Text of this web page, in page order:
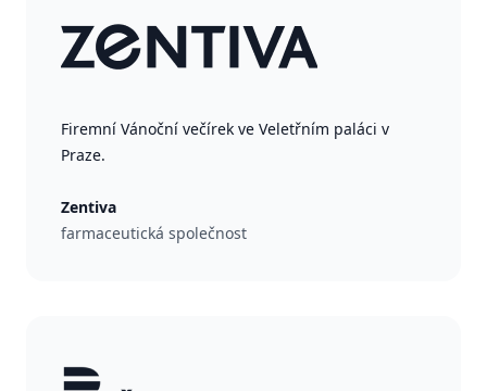
Firemní Vánoční večírek ve Veletřním paláci v
Praze.
Zentiva
farmaceutická společnost